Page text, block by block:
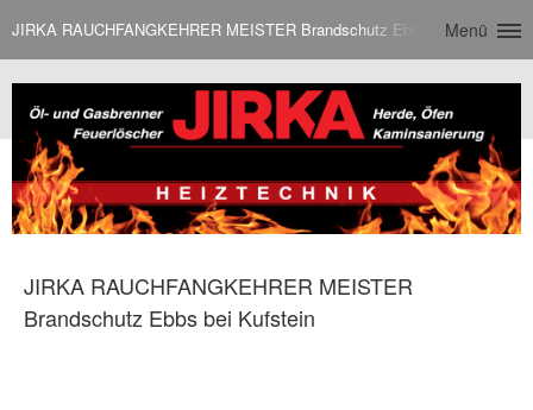
JIRKA RAUCHFANGKEHRER MEISTER Brandschutz Ebbs bei Kufstein
Menü
JIRKA RAUCHFANGKEHRER MEISTER
Brandschutz Ebbs bei Kufstein